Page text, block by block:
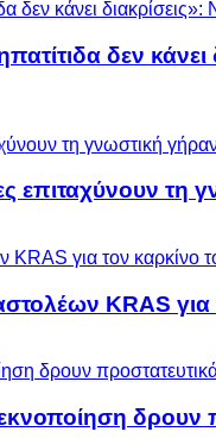
δεν
επιταχύνουν τη
KRAS